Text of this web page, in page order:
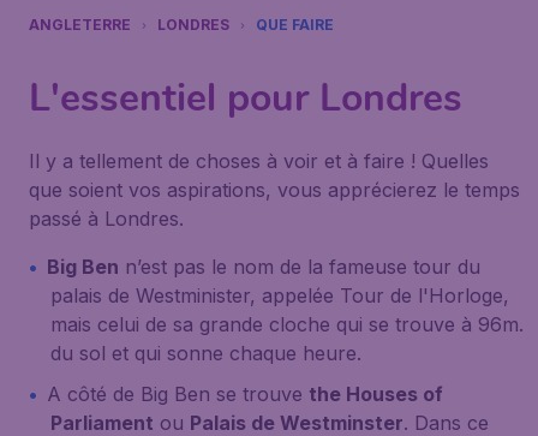
ANGLETERRE LONDRES QUE FAIRE
L'essentiel pour Londres
Il y a tellement de choses à voir et à faire ! Quelles
que soient vos aspirations, vous apprécierez le temps
passé à Londres.
Big Ben n’est pas le nom de la fameuse tour du
palais de Westminister, appelée Tour de l'Horloge,
mais celui de sa grande cloche qui se trouve à 96m.
du sol et qui sonne chaque heure.
A côté de Big Ben se trouve the Houses of
Parliament ou Palais de Westminster. Dans ce